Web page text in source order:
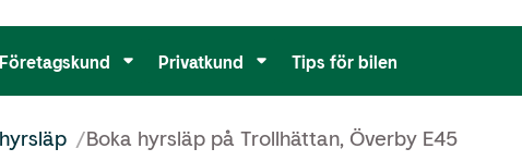
Företagskund Privatkund Tips för bilen
/Boka hyrsläp på Trollhättan, Överby E45